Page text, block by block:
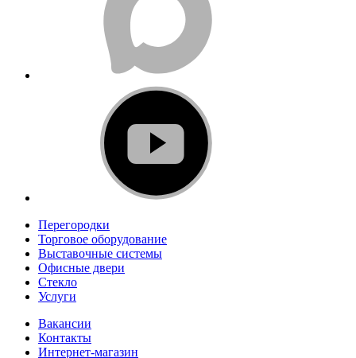
Перегородки
Торговое оборудование
Выставочные системы
Офисные двери
Стекло
Услуги
Вакансии
Контакты
Интернет-магазин